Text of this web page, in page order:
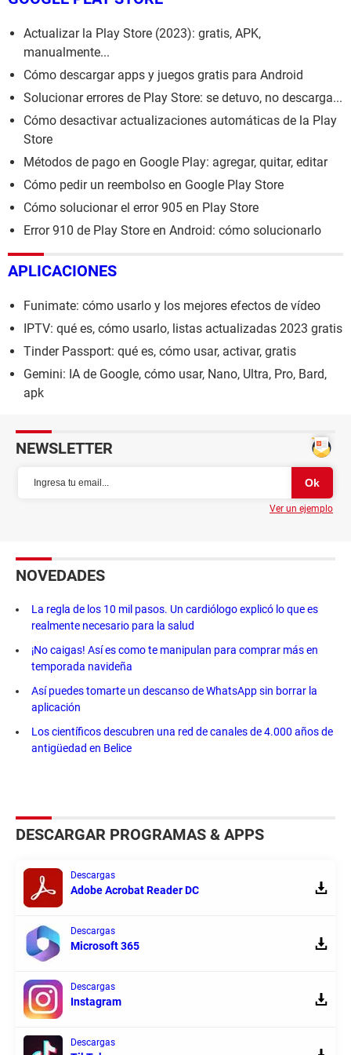
Actualizar la Play Store (2023): gratis, APK,
manualmente...
Cómo descargar apps y juegos gratis para Android
Solucionar errores de Play Store: se detuvo, no descarga...
Cómo desactivar actualizaciones automáticas de la Play
Store
Métodos de pago en Google Play: agregar, quitar, editar
Cómo pedir un reembolso en Google Play Store
Cómo solucionar el error 905 en Play Store
Error 910 de Play Store en Android: cómo solucionarlo
APLICACIONES
Funimate: cómo usarlo y los mejores efectos de vídeo
IPTV: qué es, cómo usarlo, listas actualizadas 2023 gratis
Tinder Passport: qué es, cómo usar, activar, gratis
Gemini: IA de Google, cómo usar, Nano, Ultra, Pro, Bard,
apk
NEWSLETTER
Ver un ejemplo
NOVEDADES
La regla de los 10 mil pasos. Un cardiólogo explicó lo que es
realmente necesario para la salud
¡No caigas! Así es como te manipulan para comprar más en
temporada navideña
Así puedes tomarte un descanso de WhatsApp sin borrar la
aplicación
Los científicos descubren una red de canales de 4.000 años de
antigüedad en Belice
DESCARGAR PROGRAMAS & APPS
Descargas
Adobe Acrobat Reader DC
Descargas
Microsoft 365
Descargas
Instagram
Descargas